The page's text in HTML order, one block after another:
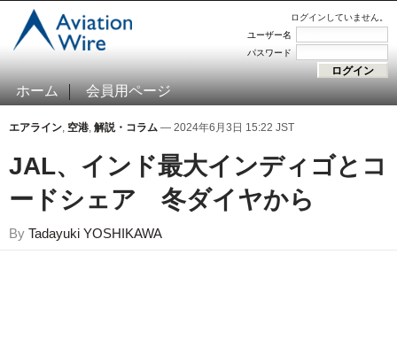
ログインしていません。
ユーザー名
パスワード
ホーム 会員用ページ
エアライン, 空港, 解説・コラム — 2024年6月3日 15:22 JST
JAL、インド最大インディゴとコ
ードシェア 冬ダイヤから
By Tadayuki YOSHIKAWA